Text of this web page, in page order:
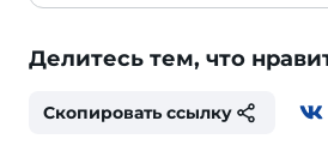
Делитесь тем, что
Скопировать ссылку